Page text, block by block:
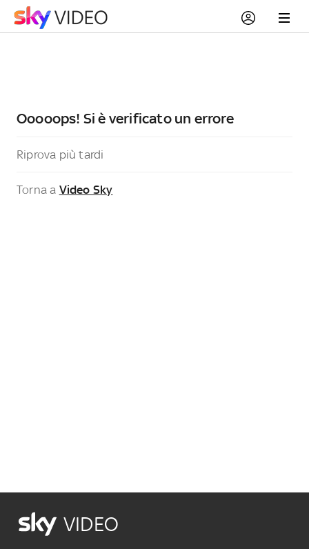
Ooooops! Si è verificato un errore
Riprova più tardi
Torna a Video Sky
VIDEO